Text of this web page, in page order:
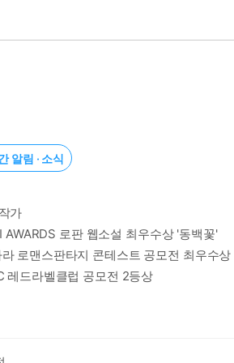
알림 · 소식
가
AWARDS 로판 웹소설 최우수상 '동백꽃'
로맨스판타지 콘테스트 공모전 최우수상
레드라벨클럽 공모전 2등상